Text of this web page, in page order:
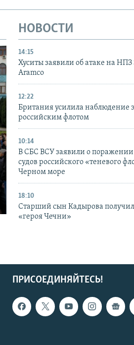
НОВОСТИ
14:15
Хуситы заявили об атаке на НПЗ
Aramco
12:22
Британия усилила наблюдение
российским флотом
10:14
В СБС ВСУ заявили о поражении
судов российского «теневого
Черном море
18:10
Старший сын Кадырова
«героя Чечни»
ПРИСОЕДИНЯЙТЕСЬ!